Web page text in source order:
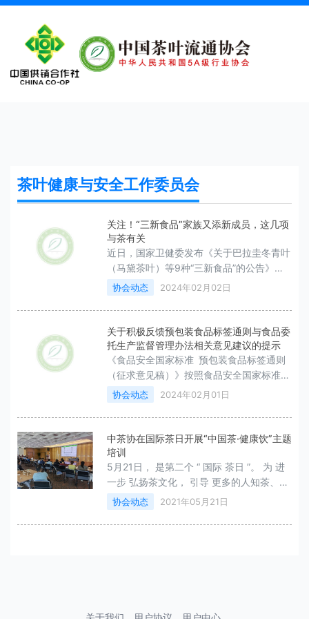
茶叶健康与安全工作委员会
关注！“三新食品”家族又添新成员，这几项
与茶有关
近日，国家卫健委发布《关于巴拉圭冬青叶
（马黛茶叶）等9种“三新食品”的公告》及
公告解读， 批准巴拉圭冬青叶（马黛茶
叶）和儿茶素等为新食品原料。
协会动态 2024年02月02日
关于积极反馈预包装食品标签通则与食品委
托生产监督管理办法相关意见建议的提示
《食品安全国家标准 预包装食品标签通则
（征求意见稿）》按照食品安全国家标准工
作程序和相关部门意见对现行规定内容做了
调整修改。
协会动态 2024年02月01日
中茶协在国际茶日开展“中国茶·健康饮”主题
培训
5月21日， 是第二个 “ 国际 茶日 ”。 为 进
一步 弘扬茶文化， 引导 更多的人知茶、爱
茶，共品茶香茶韵， 应 知识产权出版社 邀
请，中国茶叶流通协会在京组织开展了 “中
国茶·健康饮”主
协会动态 2021年05月21日